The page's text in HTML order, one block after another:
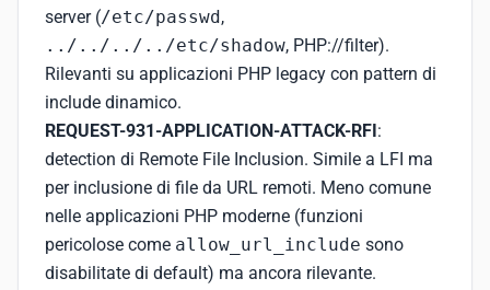
server (/etc/passwd,
../../../../etc/shadow, PHP://filter).
Rilevanti su applicazioni PHP legacy con pattern di
include dinamico.
REQUEST-931-APPLICATION-ATTACK-RFI:
detection di Remote File Inclusion. Simile a LFI ma
per inclusione di file da URL remoti. Meno comune
nelle applicazioni PHP moderne (funzioni
pericolose come allow_url_include sono
disabilitate di default) ma ancora rilevante.